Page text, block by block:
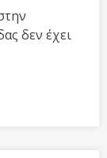
δεν έχει